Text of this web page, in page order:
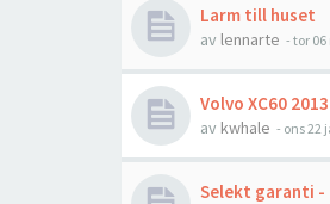
Larm till huset
av lennarte - tor
Volvo XC60
av kwhale - ons 22
Selekt garanti